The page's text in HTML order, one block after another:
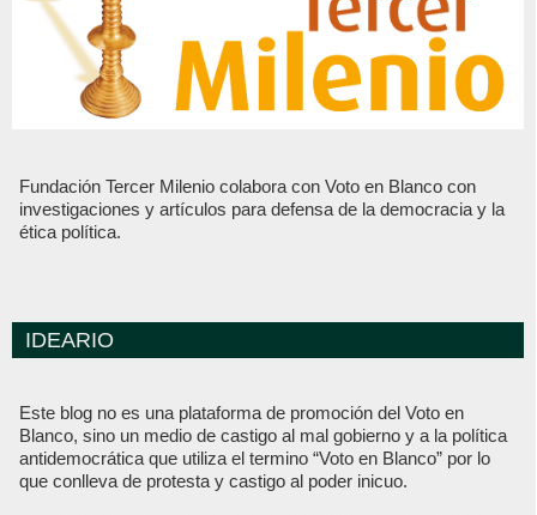
Fundación Tercer Milenio colabora con Voto en Blanco con
investigaciones y artículos para defensa de la democracia y la
ética política.
IDEARIO
Este blog no es una plataforma de promoción del Voto en
Blanco, sino un medio de castigo al mal gobierno y a la política
antidemocrática que utiliza el termino “Voto en Blanco” por lo
que conlleva de protesta y castigo al poder inicuo.